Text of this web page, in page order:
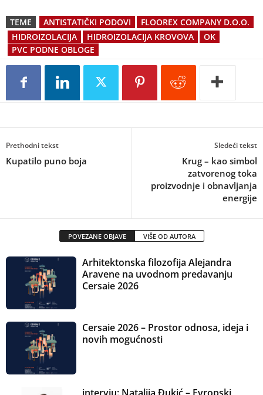
TEME ANTISTATIČKI PODOVI
FLOOREX COMPANY D.O.O.
HIDROIZOLACIJA
HIDROIZOLACIJA KROVOVA
OK
PVC PODNE OBLOGE
Prethodni tekst
Kupatilo puno boja
Sledeći tekst
Krug – kao simbol
zatvorenog toka
proizvodnje i obnavljanja
energije
POVEZANE OBJAVE VIŠE OD AUTORA
Arhitektonska filozofija Alejandra
Aravene na uvodnom predavanju
Cersaie 2026
Cersaie 2026 – Prostor odnosa, ideja i
novih mogućnosti